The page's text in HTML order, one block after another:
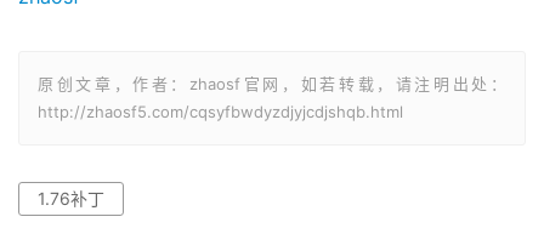
原创文章，作者：zhaosf官网，如若转载，请注明出处：
http://zhaosf5.com/cqsyfbwdyzdjyjcdjshqb.html
1.76补丁